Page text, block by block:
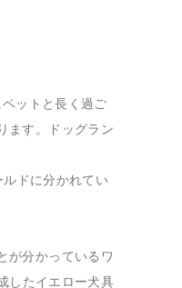
ットと長く過ご
ます。ドッグラン
ドに分かれてい
が分かっているワ
したイエロー犬具